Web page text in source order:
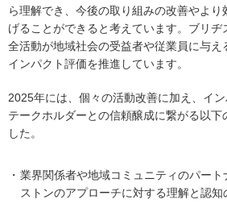
ら理解でき、今後の取り組みの改善やよ
げることができると考えています。ブリ
全活動が地域社会の受益者や従業員に与え
インパクト評価を推進しています。
2025年には、個々の活動改善に加え、イ
テークホルダーとの信頼醸成に繋がる以下
した。
業界関係者や地域コミュニティのパー
ストンのアプローチに対する理解と認知